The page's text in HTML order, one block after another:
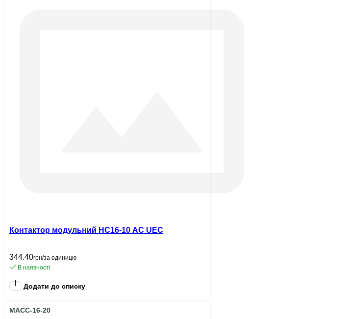
Контактор модульний HC16-10 AC UEC
344.40грн/за одиницю
В наявності
Додати до списку
MACC-16-20